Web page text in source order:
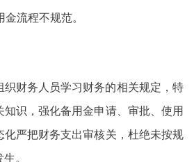
流程不规范。
财务人员学习财务的相关规定，特
识，强化备用金申请、审批、使用
严把财务支出审核关，杜绝未按规
。